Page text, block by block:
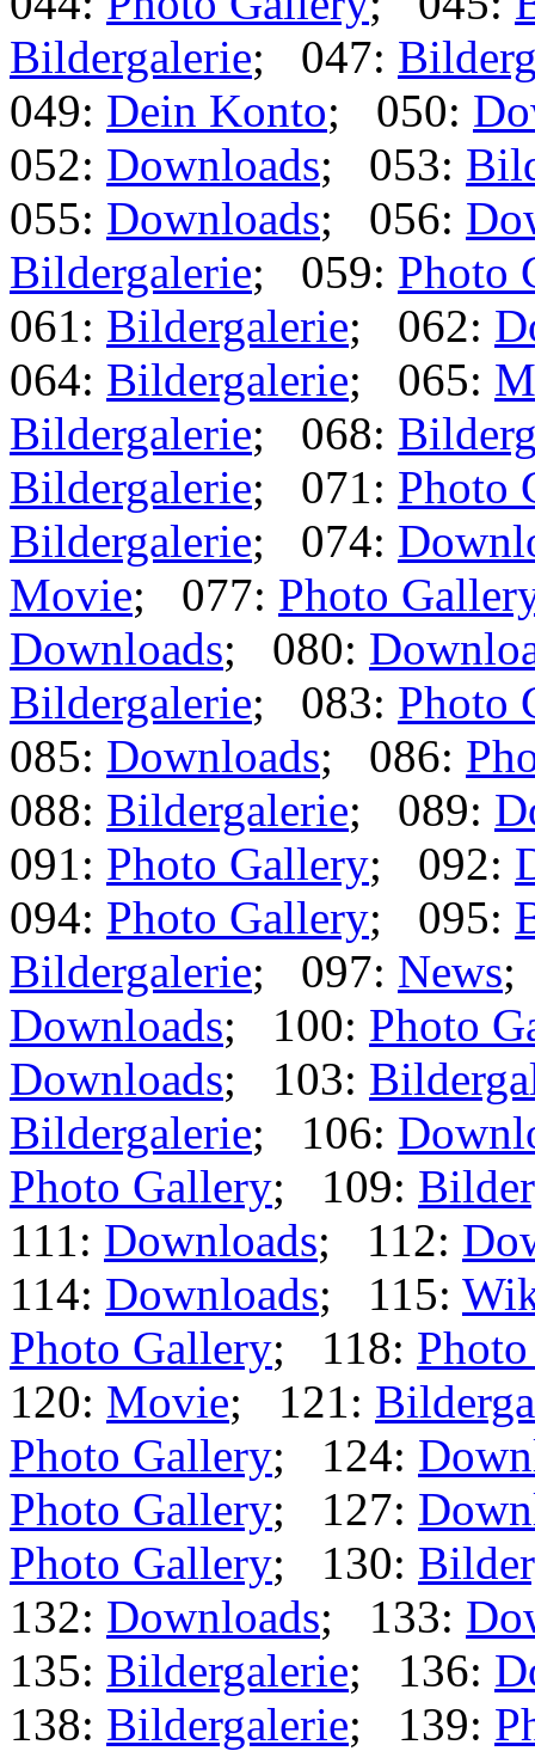
Bildergalerie; 047:
049: Dein Konto; 050:
052: Downloads; 053:
055: Downloads; 056:
Bildergalerie; 059: Photo
061: Bildergalerie; 062:
064: Bildergalerie; 065:
Bildergalerie; 068:
Bildergalerie; 071: Photo
Bildergalerie; 074:
Movie; 077: Photo
Downloads; 080:
Bildergalerie; 083: Photo
085: Downloads; 086:
088: Bildergalerie; 089:
091: Photo Gallery; 092:
094: Photo Gallery; 095:
Bildergalerie; 097: News;
Downloads; 100: Photo
Downloads; 103:
Bildergalerie; 106:
Photo Gallery; 109:
111: Downloads; 112:
114: Downloads; 115:
Photo Gallery; 118:
120: Movie; 121:
Photo Gallery; 124:
Photo Gallery; 127:
Photo Gallery; 130:
132: Downloads; 133:
135: Bildergalerie; 136:
138: Bildergalerie; 139: